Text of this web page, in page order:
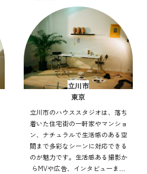
立川市
東京
立川市のハウススタジオは、落ち
着いた住宅街の一軒家やマンショ
ン、ナチュラルで生活感のある空
間まで多彩なシーンに対応できる
のが魅力です。生活感ある撮影か
らMVや広告、インタビューまで